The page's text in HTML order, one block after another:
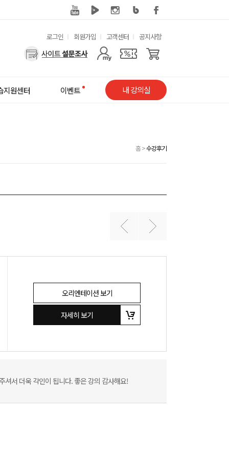
유
용
로그인 회원가입 고객센터 공지사항
사
메
지원센터 이벤트 내 강의실
홈>수강후기
오리엔테이션 보기
자세히 보기
셔서 더욱 각인이 됩니다. 좋은 강의 감사해요!